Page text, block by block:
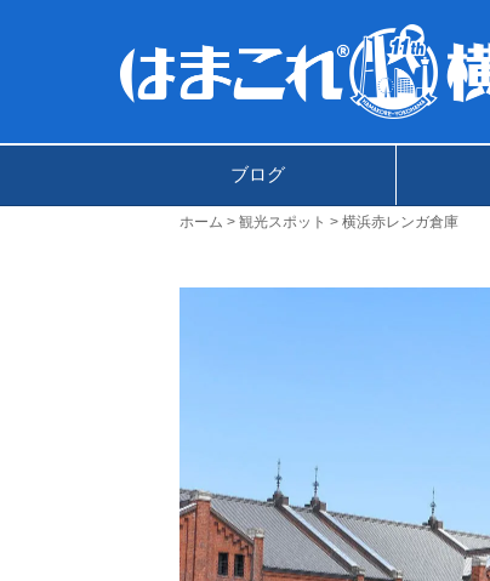
ブログ
ホーム 観光スポット 横浜赤レンガ倉庫